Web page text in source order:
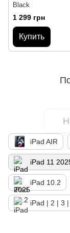
Black
1 299 грн
Купить
iPad AIR
iPad 11
iPad 10.2
iPad | 2 | 3